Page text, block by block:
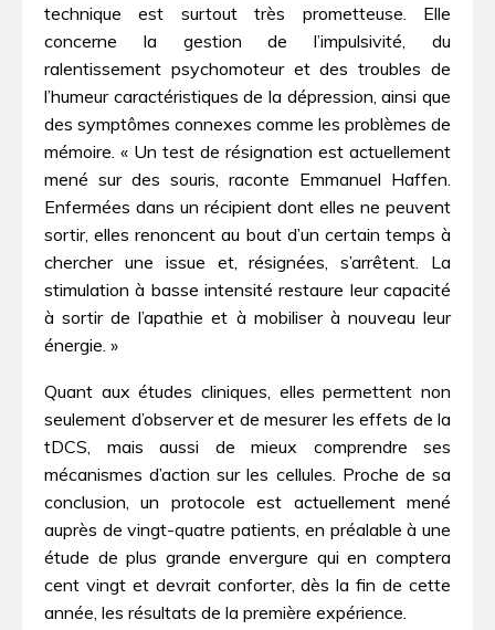
technique est surtout très prometteuse. Elle
concerne la gestion de l’impulsivité, du
ralentissement psychomoteur et des troubles de
l’humeur caractéristiques de la dépression, ainsi que
des symptômes connexes comme les problèmes de
mémoire. « Un test de résignation est actuellement
mené sur des souris, raconte Emmanuel Haffen.
Enfermées dans un récipient dont elles ne peuvent
sortir, elles renoncent au bout d’un certain temps à
chercher une issue et, résignées, s’arrêtent. La
stimulation à basse intensité restaure leur capacité
à sortir de l’apathie et à mobiliser à nouveau leur
énergie. »
Quant aux études cliniques, elles permettent non
seulement d’observer et de mesurer les effets de la
tDCS, mais aussi de mieux comprendre ses
mécanismes d’action sur les cellules. Proche de sa
conclusion, un protocole est actuellement mené
auprès de vingt-quatre patients, en préalable à une
étude de plus grande envergure qui en comptera
cent vingt et devrait conforter, dès la fin de cette
année, les résultats de la première expérience.